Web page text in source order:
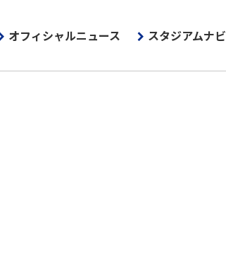
オフィシャルニュース スタジアムナビ